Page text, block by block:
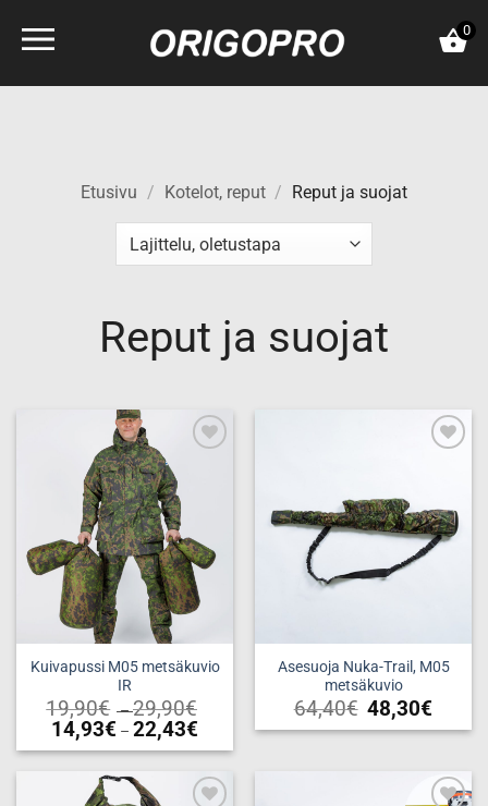
0
Etusivu / Kotelot, reput / Reput ja suojat
Reput ja suojat
Kuivapussi M05 metsäkuvio
IR
19,90€ –29,90€
29,90€
14,93€ – 22,43€
14,93€
22,43€
Tällä
on
Asesuoja Nuka-Trail, M05
metsäkuvio
64,40€ 48,30€